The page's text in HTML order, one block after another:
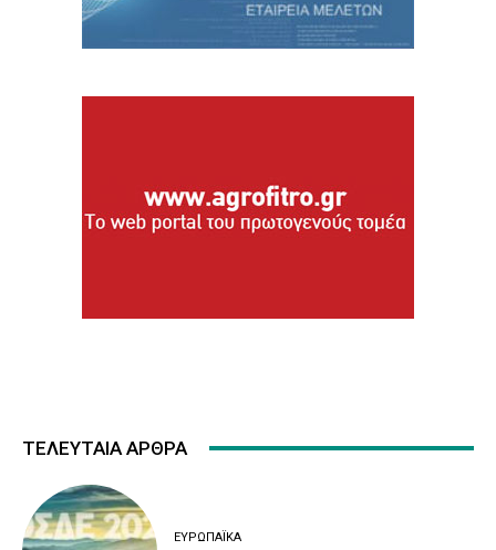
ΤΕΛΕΥΤΑΙΑ ΑΡΘΡΑ
ΕΥΡΩΠΑΪΚΆ